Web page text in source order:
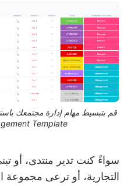
Template
سواءً كنت تدير منتدى، أو
التجارية، أو ترعى مجموعة